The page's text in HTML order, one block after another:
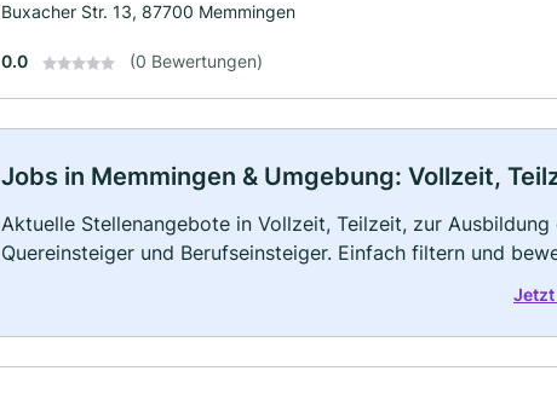
Buxacher Str. 13, 87700 Memmingen
0.0 (0 Bewertungen)
Jobs in Memmingen & Umgebung: Vollzeit,
Aktuelle Stellenangebote in Vollzeit, Teilzeit, zur
Quereinsteiger und Berufseinsteiger. Einfach filtern und
Jetzt